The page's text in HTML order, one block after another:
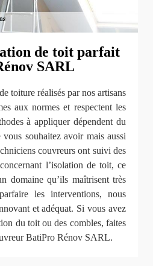
de toit parfait
SARL
toiture réalisés par nos artisans
aux normes et respectent les
à appliquer dépendent du
vous souhaitez avoir mais aussi
couvreurs ont suivi des
l’isolation de toit, ce
domaine qu’ils maîtrisent très
les interventions, nous
et adéquat. Si vous avez
du toit ou des combles, faites
BatiPro Rénov SARL.